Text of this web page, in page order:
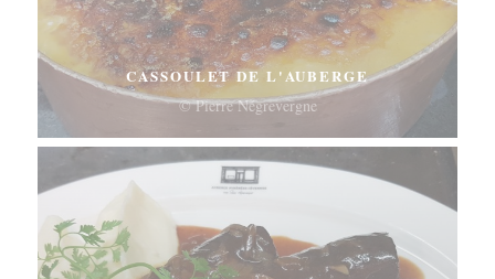
CASSOULET DE L'AUBERGE
© Pierre Négrevergne